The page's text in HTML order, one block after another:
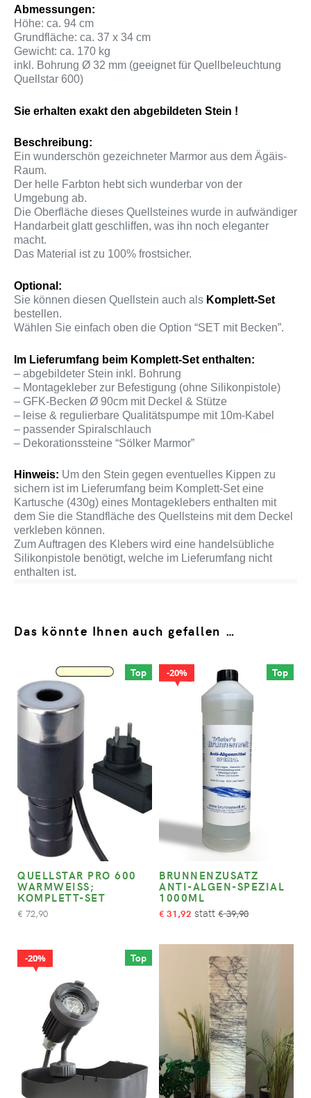
Abmessungen:
Höhe: ca. 94 cm
Grundfläche: ca. 37 x 34 cm
Gewicht: ca. 170 kg
inkl. Bohrung Ø 32 mm (geeignet für Quellbeleuchtung
Quellstar 600)
Sie erhalten exakt den abgebildeten Stein !
Beschreibung:
Ein wunderschön gezeichneter Marmor aus dem Ägäis-
Raum.
Der helle Farbton hebt sich wunderbar von der
Umgebung ab.
Die Oberfläche dieses Quellsteines wurde in aufwändiger
Handarbeit glatt geschliffen, was ihn noch eleganter
macht.
Das Material ist zu 100% frostsicher.
Optional:
Sie können diesen Quellstein auch als Komplett-Set
bestellen.
Wählen Sie einfach oben die Option “SET mit Becken”.
Im Lieferumfang beim Komplett-Set enthalten:
– abgebildeter Stein inkl. Bohrung
– Montagekleber zur Befestigung (ohne Silikonpistole)
– GFK-Becken Ø 90cm mit Deckel & Stütze
– leise & regulierbare Qualitätspumpe mit 10m-Kabel
– passender Spiralschlauch
– Dekorationssteine “Sölker Marmor”
Hinweis: Um den Stein gegen eventuelles Kippen zu
sichern ist im Lieferumfang beim Komplett-Set eine
Kartusche (430g) eines Montageklebers enthalten mit
dem Sie die Standfläche des Quellsteins mit dem Deckel
verkleben können.
Zum Auftragen des Klebers wird eine handelsübliche
Silikonpistole benötigt, welche im Lieferumfang nicht
enthalten ist.
Das könnte Ihnen auch gefallen …
Top
QUELLSTAR PRO 600
WARMWEISS; K
OMPLETT-SET
€ 72,90
Top
20%
BRUNNENZUSATZ
ANTI-ALGEN-SPEZIAL
1000ML
€ 31,92 €39,90
Top
20%